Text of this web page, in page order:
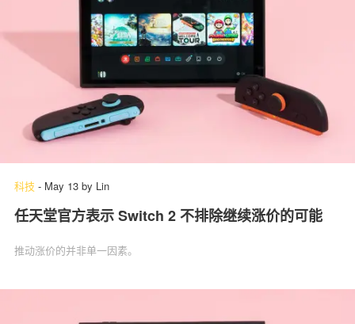
科技 - May 13 by Lin
任天堂官方表示 Switch 2 不排除继续涨价的可能
推动涨价的并非单一因素。